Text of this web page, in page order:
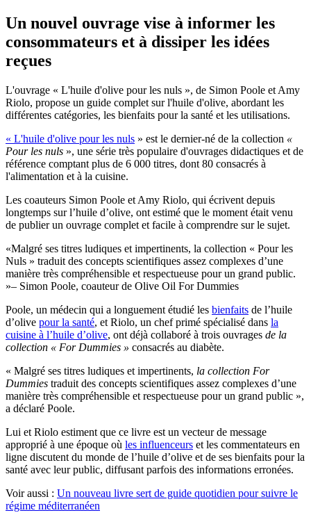
Un nouvel ouvrage vise à informer les
consommateurs et à dissiper les idées
reçues
L'ouvrage « L'huile d'olive pour les nuls », de Simon Poole et Amy
Riolo, propose un guide complet sur l'huile d'olive, abordant les
différentes catégories, les bienfaits pour la santé et les utilisations.
« L'huile d'olive pour les nuls » est le dernier-né de la collection «
Pour les nuls », une série très populaire d'ouvrages didactiques et de
référence comptant plus de 6 000 titres, dont 80 consacrés à
l'alimentation et à la cuisine.
Les coauteurs Simon Poole et Amy Riolo, qui écrivent depuis
longtemps sur l’huile d’olive, ont estimé que le moment était venu
de publier un ouvrage complet et facile à comprendre sur le sujet.
Malgré ses titres ludiques et impertinents, la collection « Pour les
Nuls » traduit des concepts scientifiques assez complexes d’une
manière très compréhensible et respectueuse pour un grand public.
– Simon Poole, coauteur de Olive Oil For Dummies
Poole, un médecin qui a longuement étudié les bienfaits de l’huile
d’olive pour la santé, et Riolo, un chef primé spécialisé dans la
cuisine à l’huile d’olive, ont déjà collaboré à trois ouvrages de la
collection « For Dummies » consacrés au diabète.
« Malgré ses titres ludiques et impertinents, la collection For
Dummies traduit des concepts scientifiques assez complexes d’une
manière très compréhensible et respectueuse pour un grand public »,
a déclaré Poole.
Lui et Riolo estiment que ce livre est un vecteur de message
approprié à une époque où les influenceurs et les commentateurs en
ligne discutent du monde de l’huile d’olive et de ses bienfaits pour la
santé avec leur public, diffusant parfois des informations erronées.
Voir aussi : Un nouveau livre sert de guide quotidien pour suivre le
régime méditerranéen